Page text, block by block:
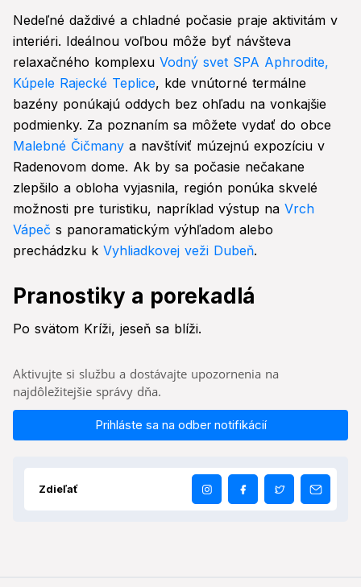
Nedeľné daždivé a chladné počasie praje aktivitám v
interiéri. Ideálnou voľbou môže byť návšteva
relaxačného komplexu Vodný svet SPA Aphrodite,
Kúpele Rajecké Teplice, kde vnútorné termálne
bazény ponúkajú oddych bez ohľadu na vonkajšie
podmienky. Za poznaním sa môžete vydať do obce
Malebné Čičmany a navštíviť múzejnú expozíciu v
Radenovom dome. Ak by sa počasie nečakane
zlepšilo a obloha vyjasnila, región ponúka skvelé
možnosti pre turistiku, napríklad výstup na Vrch
Vápeč s panoramatickým výhľadom alebo
prechádzku k Vyhliadkovej veži Dubeň.
Pranostiky a porekadlá
Po svätom Kríži, jeseň sa blíži.
Aktivujte si službu a dostávajte upozornenia na
najdôležitejšie správy dňa.
Prihláste sa na odber notifikácií
Zdieľať